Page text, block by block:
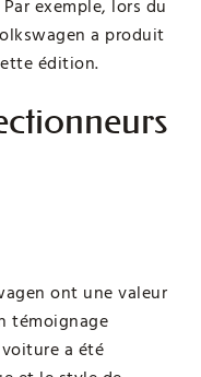
exemple, lors du
a produit
édition.
ont une valeur
témoignage
a été